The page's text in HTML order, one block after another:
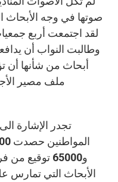
صوتها في وجه الأبحاث
لقد اجتمعت أربع
وطالبت النواب أن
أبحاث من شأنها أن
ملف مصير
تجدر الإشارة
و65000
الأبحاث التي تمارس